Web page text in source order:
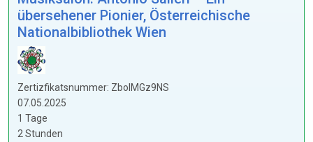
übersehener Pionier, Österreichische
Nationalbibliothek Wien
Zertizfikatsnummer: ZboIMGz9NS
07.05.2025
1 Tage
2 Stunden